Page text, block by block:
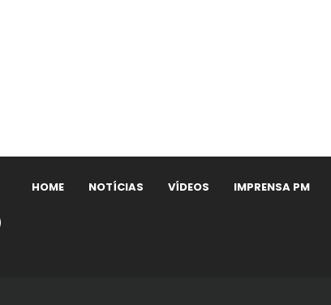
HOME NOTÍCIAS VÍDEOS IMPRENSA PM